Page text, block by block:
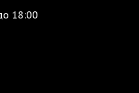
18:00